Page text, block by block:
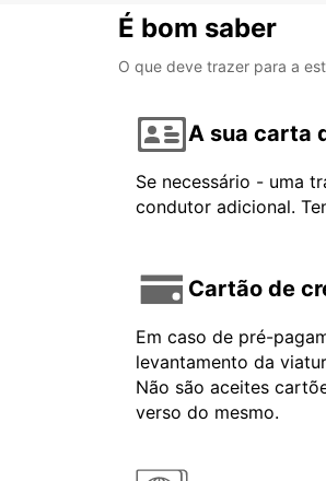
É bom saber
O que deve trazer para a
A sua carta
Se necessário - uma
condutor adicional.
Cartão de
Em caso de pré-
levantamento da
Não são aceites
verso do mesmo.